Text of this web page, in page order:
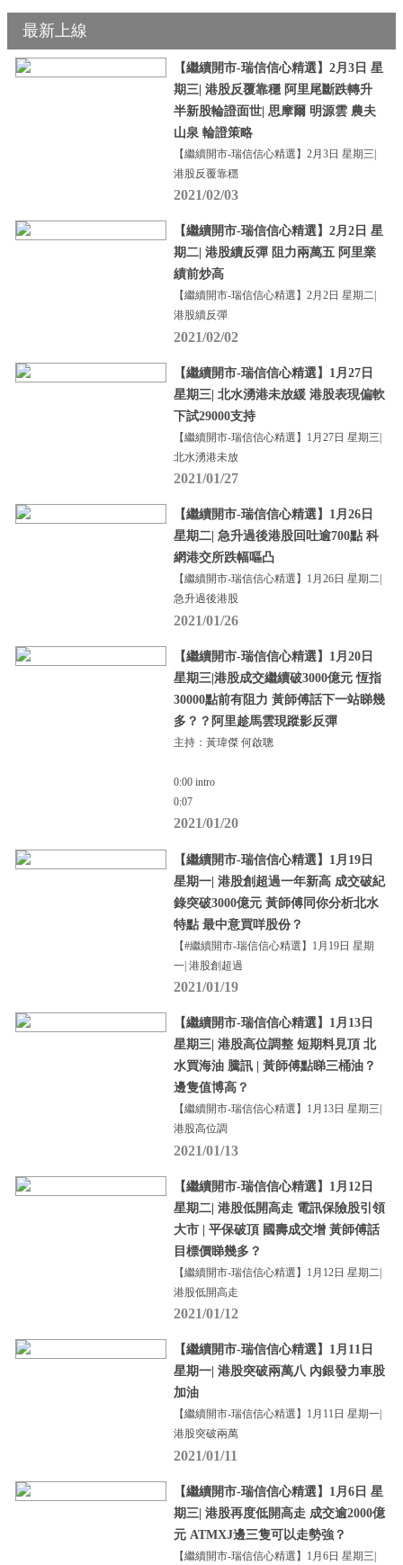
最新上線
【繼續開市-瑞信信心精選】2月3日 星
期三| 港股反覆靠穩 阿里尾斷跌轉升
半新股輪證面世| 思摩爾 明源雲 農夫
山泉 輪證策略
【繼續開市-瑞信信心精選】2月3日 星期三|
港股反覆靠穩
2021/02/03
【繼續開市-瑞信信心精選】2月2日 星
期二| 港股續反彈 阻力兩萬五 阿里業
績前炒高
【繼續開市-瑞信信心精選】2月2日 星期二|
港股續反彈
2021/02/02
【繼續開市-瑞信信心精選】1月27日
星期三| 北水湧港未放緩 港股表現偏軟
下試29000支持
【繼續開市-瑞信信心精選】1月27日 星期三|
北水湧港未放
2021/01/27
【繼續開市-瑞信信心精選】1月26日
星期二| 急升過後港股回吐逾700點 科
網港交所跌幅嘔凸
【繼續開市-瑞信信心精選】1月26日 星期二|
急升過後港股
2021/01/26
【繼續開市-瑞信信心精選】1月20日
星期三|港股成交繼續破3000億元 恆指
30000點前有阻力 黃師傅話下一站睇幾
多？？阿里趁馬雲現蹤影反彈
主持：黃瑋傑 何啟聰
0:00 intro
0:07
2021/01/20
【繼續開市-瑞信信心精選】1月19日
星期一| 港股創超過一年新高 成交破紀
錄突破3000億元 黃師傅同你分析北水
特點 最中意買咩股份？
【#繼續開市-瑞信信心精選】1月19日 星期
一| 港股創超過
2021/01/19
【繼續開市-瑞信信心精選】1月13日
星期三| 港股高位調整 短期料見頂 北
水買海油 騰訊 | 黃師傅點睇三桶油？
邊隻值博高？
【繼續開市-瑞信信心精選】1月13日 星期三|
港股高位調
2021/01/13
【繼續開市-瑞信信心精選】1月12日
星期二| 港股低開高走 電訊保險股引領
大市 | 平保破頂 國壽成交增 黃師傅話
目標價睇幾多？
【繼續開市-瑞信信心精選】1月12日 星期二|
港股低開高走
2021/01/12
【繼續開市-瑞信信心精選】1月11日
星期一| 港股突破兩萬八 內銀發力車股
加油
【繼續開市-瑞信信心精選】1月11日 星期一|
港股突破兩萬
2021/01/11
【繼續開市-瑞信信心精選】1月6日 星
期三| 港股再度低開高走 成交逾2000億
元 ATMXJ邊三隻可以走勢強？
【繼續開市-瑞信信心精選】1月6日 星期三|